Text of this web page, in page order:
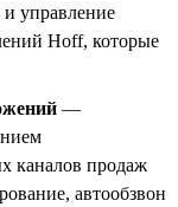
и управление
Hoff, которые
—
каналов продаж
автообзвон